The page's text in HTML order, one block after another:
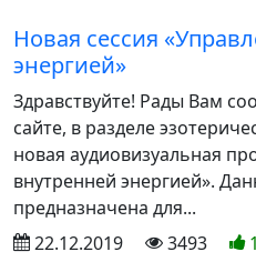
Новая сессия
энергией»
Здравствуйте! Рады Вам
сайте, в разделе
новая аудиовизуальная
внутренней энергией».
предназначена для...
22.12.2019
3493